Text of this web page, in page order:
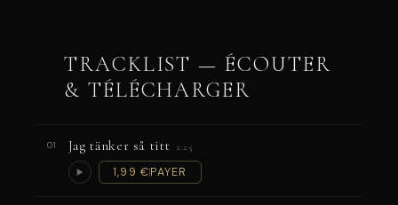
TRACKLIST — ÉCOUTER
& TÉLÉCHARGER
01 Jag tänker så titt 2:25
1,99 €PAYER